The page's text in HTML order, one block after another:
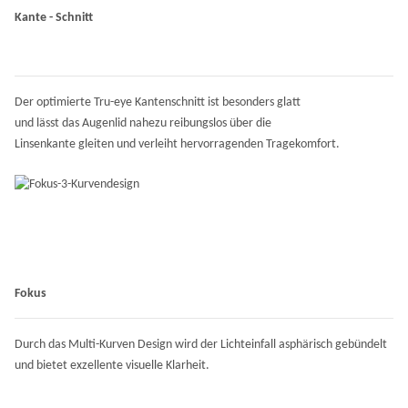
Kante - Schnitt
Der optimierte Tru-eye Kantenschnitt ist besonders glatt
und lässt das Augenlid nahezu reibungslos über die
Linsenkante gleiten und verleiht hervorragenden Tragekomfort.
Fokus
Durch das Multi-Kurven Design wird der Lichteinfall asphärisch gebündelt
und bietet exzellente visuelle Klarheit.